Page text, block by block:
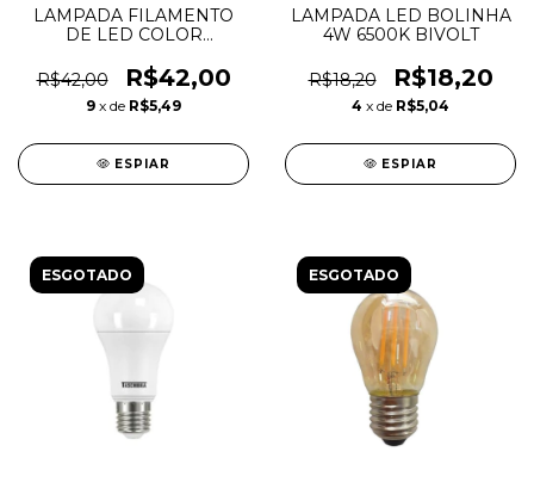
LAMPADA FILAMENTO
DE LED COLOR
AMARELA
R$42,00 R$42,00
9 x de R$5,49
ESPIAR
LAMPADA LED BOLINHA
4W 6500K BIVOLT
R$18,20 R$18,20
4 x de R$5,04
ESPIAR
ESGOTADO ESGOTADO